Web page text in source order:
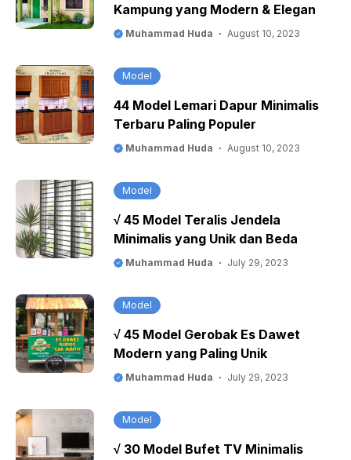
Kampung yang Modern & Elegan
Muhammad Huda August 10, 2023
Model
44 Model Lemari Dapur Minimalis
Terbaru Paling Populer
Muhammad Huda August 10, 2023
Model
√ 45 Model Teralis Jendela
Minimalis yang Unik dan Beda
Muhammad Huda July 29, 2023
Model
√ 45 Model Gerobak Es Dawet
Modern yang Paling Unik
Muhammad Huda July 29, 2023
Model
√ 30 Model Bufet TV Minimalis